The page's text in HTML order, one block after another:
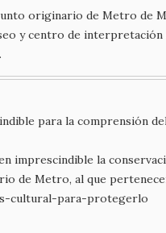
originario de Metro de
y centro de
para la comprensión
imprescindible la
de Metro, al que
cultural-para-protegerlo